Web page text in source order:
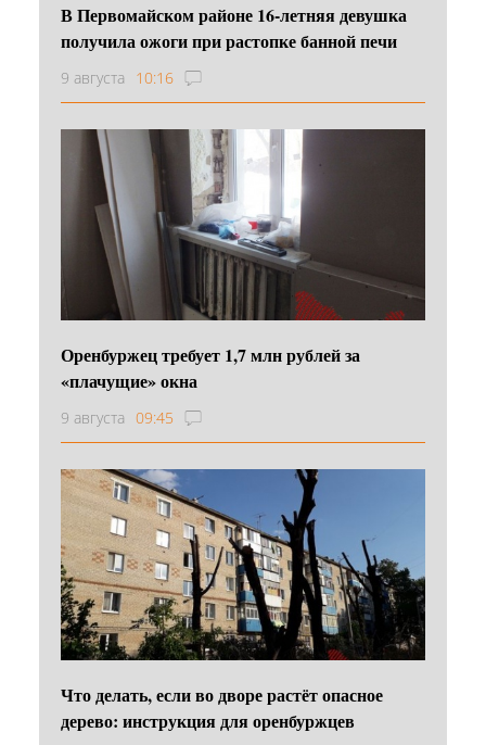
В Первомайском районе 16‑летняя девушка
получила ожоги при растопке банной печи
9 августа 10:16
Оренбуржец требует 1,7 млн рублей за
«плачущие» окна
9 августа 09:45
Что делать, если во дворе растёт опасное
дерево: инструкция для оренбуржцев